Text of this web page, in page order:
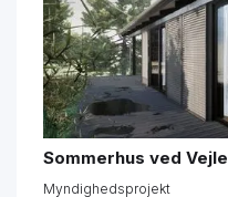
Sommerhus ved Vejle
Myndighedsprojekt